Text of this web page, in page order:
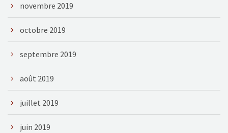
novembre 2019
octobre 2019
septembre 2019
août 2019
juillet 2019
juin 2019